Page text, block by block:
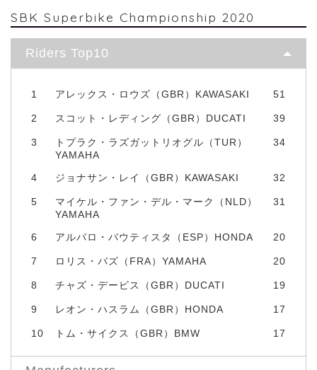
SBK Superbike Championship 2020
Riders Top10
1 アレックス・ロウズ（GBR）KAWASAKI 51
2 スコット・レディング（GBR）DUCATI 39
3
トプラク・ラズガットリオグル（TUR）
YAMAHA
34
4 ジョナサン・レイ（GBR）KAWASAKI 32
5
マイケル・ファン・デル・マーク（NLD）
YAMAHA
31
6 アルバロ・バウティスタ（ESP）HONDA 20
7 ロリス・バズ（FRA）YAMAHA 20
8 チャズ・デービス（GBR）DUCATI 19
9 レオン・ハスラム（GBR）HONDA 17
10 トム・サイクス（GBR）BMW 17